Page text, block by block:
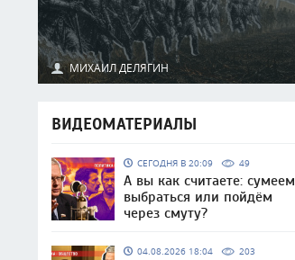
МИХАИЛ ДЕЛЯГИН
ВИДЕОМАТЕРИАЛЫ
СЕГОДНЯ В 20:09 49
А вы как считаете: сумеем
выбраться или пойдём
через смуту?
04.08.2026 18:04 203